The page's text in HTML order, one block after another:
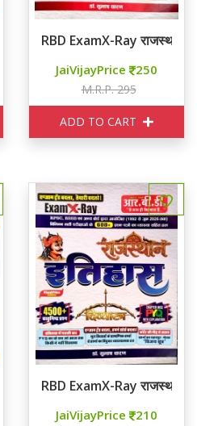
कला एवं संस्कृति
RBD ExamX-Ray राजस्थान
JaiVijayPrice 250
M.R.P. 295
ADD TO CART
PYQ
RBD ExamX-Ray राजस्थान
JaiVijayPrice 210